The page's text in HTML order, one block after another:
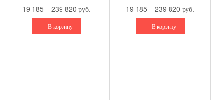
19 185 – 239 820 руб.
В корзину
19 185 – 239 820 руб.
В корзину